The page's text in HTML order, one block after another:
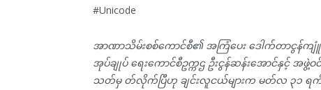
#Unicode
အာဏာသိမ်းစစ်ကောင်စီ၏ အကြံပေး ဒေါက်တာငွန်ကျူံး
အုပ်ချုပ် ရေးကောင်စီဥက္ကဌ ဦးငွန်ဆန်းအောင်နှင့် အဖွဲ့
သတ်မှ တ်လိုက်ပြီဟု ချင်းလူငယ်များက မတ်လ ၃၁ ရက်